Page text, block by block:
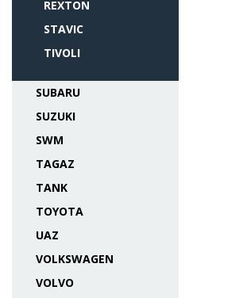
REXTON
STAVIC
TIVOLI
SUBARU
SUZUKI
SWM
TAGAZ
TANK
TOYOTA
UAZ
VOLKSWAGEN
VOLVO